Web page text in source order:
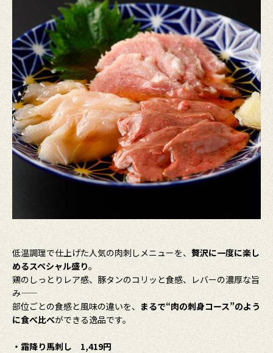
低温調理で仕上げた人気の肉刺しメニューを、 贅沢に一度に楽し
めるスペシャル盛り。
鶏のしっとりレア感、豚タンのコリッと食感、レバーの濃厚な旨
み——
部位ごとの食感と風味の違いを、 まるで“肉の刺身コース”のよう
に食べ比べができる逸品です。
・霜降り馬刺し 1,419円